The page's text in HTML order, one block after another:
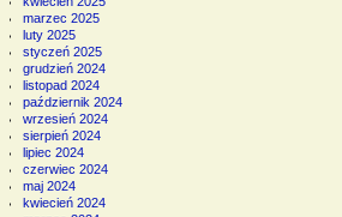
marzec 2025
luty 2025
styczeń 2025
grudzień 2024
listopad 2024
październik 2024
wrzesień 2024
sierpień 2024
lipiec 2024
czerwiec 2024
maj 2024
kwiecień 2024